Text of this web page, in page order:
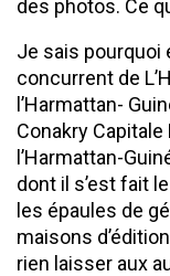
des photos. Ce
Je sais pourquoi
concurrent de
l’Harmattan-
Conakry Capitale
l’Harmattan-
dont il s’est fait
les épaules de
maisons
rien laisser aux